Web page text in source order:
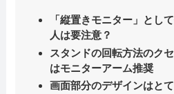
「縦置きモニター」とし
人は要注意？
スタンドの回転方法のク
はモニターアーム推奨
画面部分のデザインはと